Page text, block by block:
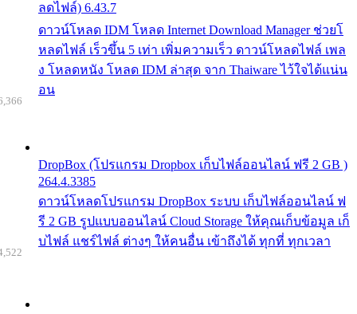
ลดไฟล์) 6.43.7
ดาวน์โหลด IDM โหลด Internet Download Manager ช่วยโ
หลดไฟล์ เร็วขึ้น 5 เท่า เพิ่มความเร็ว ดาวน์โหลดไฟล์ เพล
ง โหลดหนัง โหลด IDM ล่าสุด จาก Thaiware ไว้ใจได้แน่น
อน
DropBox (โปรแกรม Dropbox เก็บไฟล์ออนไลน์ ฟรี 2 GB )
264.4.3385
ดาวน์โหลดโปรแกรม DropBox ระบบ เก็บไฟล์ออนไลน์ ฟ
รี 2 GB รูปแบบออนไลน์ Cloud Storage ให้คุณเก็บข้อมูล เก็
บไฟล์ แชร์ไฟล์ ต่างๆ ให้คนอื่น เข้าถึงได้ ทุกที่ ทุกเวลา